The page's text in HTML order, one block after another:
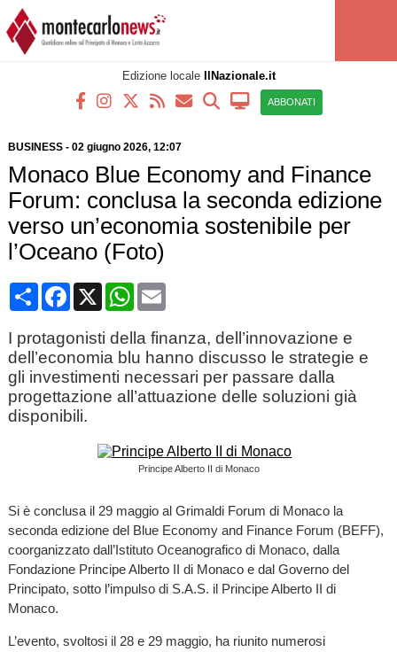
Edizione locale IlNazionale.it
ABBONATI
BUSINESS- 02 giugno 2026, 12:07
Monaco Blue Economy and Finance
Forum: conclusa la seconda edizione
verso un’economia sostenibile per
l’Oceano (Foto)
CondividiFacebook
X WhatsApp
Email
I protagonisti della finanza, dell’innovazione e
dell’economia blu hanno discusso le strategie e
gli investimenti necessari per passare dalla
progettazione all’attuazione delle soluzioni già
disponibili.
Principe Alberto II di Monaco
Si è conclusa il 29 maggio al Grimaldi Forum di Monaco la
seconda edizione del Blue Economy and Finance Forum (BEFF),
coorganizzato dall’Istituto Oceanografico di Monaco, dalla
Fondazione Principe Alberto II di Monaco e dal Governo del
Principato, sotto l’impulso di S.A.S. il Principe Alberto II di
Monaco.
L’evento, svoltosi il 28 e 29 maggio, ha riunito numerosi